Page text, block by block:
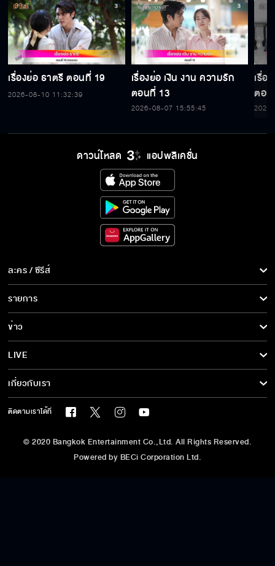
เรื่องย่อ ธาตรี ตอนที่ 19
2026-08-10 11:32:39
เรื่องย่อ เงิน งาน ความรัก
ตอนที่ 13
2026-08-07 15:55:45
เรื่อ
ตอ
ดาวน์โหลด แอปพลิเคชั่น
ละคร / ซีรีส์
ละคร/ซีรีส์
ซีรีส์นานาชาติ
การ์ตูน & เกม
รายการ
รายการทั้งหมด
ข่าว
ข่าวทั้งหมด
รายการข่าว
ข่าวประชาสัมพันธ์
LIVE
ทีวีออนไลน์
เกี่ยวกับเรา
BEC World
นโยบายด้านลิขสิทธิ์
ติดตามเราได้ที่
© 2020 Bangkok Entertainment Co.,Ltd. All Rights Reserved.
Powered by BECi Corporation Ltd.